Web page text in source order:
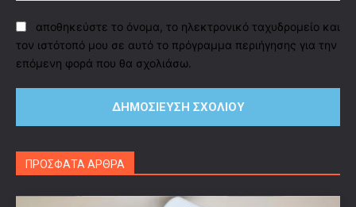
αποθηκεύστε το όνομα, το ηλεκτρονικό ταχυδρομείο και
τον ιστότοπό μου σε αυτό το πρόγραμμα περιήγησης για την
επόμενη φορά που θα σχολιάσω.
ΠΡΟΣΦΑΤΑ ΑΡΘΡΑ